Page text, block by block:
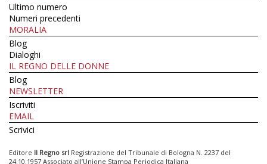
Ultimo numero
Numeri precedenti
MORALIA
Blog
Dialoghi
IL REGNO DELLE DONNE
Blog
NEWSLETTER
Iscriviti
EMAIL
Scrivici
Editore Il Regno srl Registrazione del Tribunale di Bologna N. 2237 del
24.10.1957 Associato all’Unione Stampa Periodica Italiana